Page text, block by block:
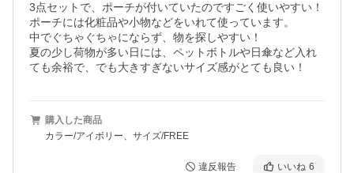
3点セットで、ポーチが付いていたのですごく使いやすい！
ポーチには化粧品や小物などをいれて使っています。
中でぐちゃぐちゃにならず、物を探しやすい！
夏の少し荷物が多い日には、ペットボトルや日傘など入れ
ても余裕で、でも大きすぎないサイズ感がとても良い！
購入した商品
カラー/アイボリー、サイズ/FREE
違反報告 いいね 6